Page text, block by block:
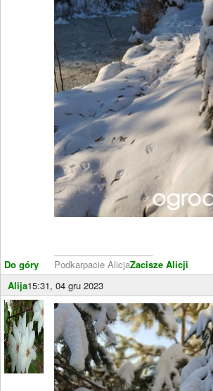
Do góry
Podkarpacie AlicjaZacisze Alicji
Alija15:31, 04 gru 2023